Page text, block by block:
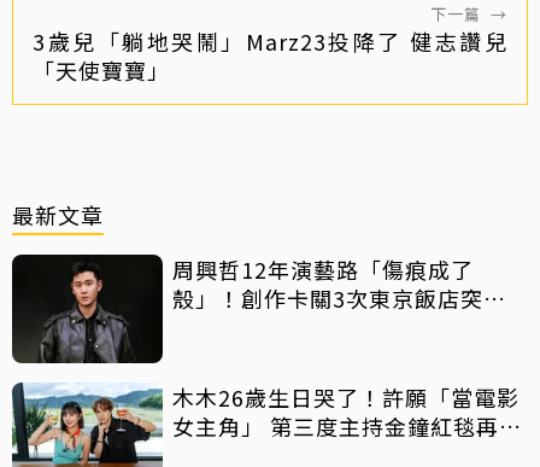
下一篇 →
3歲兒「躺地哭鬧」Marz23投降了 健志讚兒
「天使寶寶」
最新文章
周興哲12年演藝路「傷痕成了
殼」！創作卡關3次東京飯店突找
木木26歲生日哭了！許願「當電影
女主角」 第三度主持金鐘紅毯再喊